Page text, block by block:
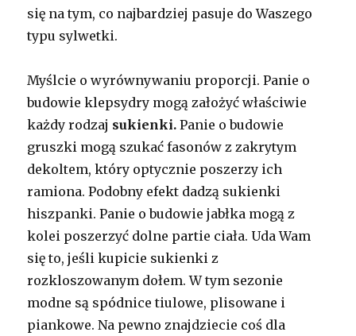
się na tym, co najbardziej pasuje do Waszego
typu sylwetki.
Myślcie o wyrównywaniu proporcji. Panie o
budowie klepsydry mogą założyć właściwie
każdy rodzaj sukienki. Panie o budowie
gruszki mogą szukać fasonów z zakrytym
dekoltem, który optycznie poszerzy ich
ramiona. Podobny efekt dadzą sukienki
hiszpanki. Panie o budowie jabłka mogą z
kolei poszerzyć dolne partie ciała. Uda Wam
się to, jeśli kupicie sukienki z
rozkloszowanym dołem. W tym sezonie
modne są spódnice tiulowe, plisowane i
piankowe. Na pewno znajdziecie coś dla